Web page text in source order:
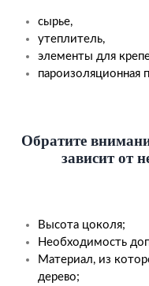
сырье,
утеплитель,
элементы для
пароизоляционная
Обратите
зависит от
Высота цоколя;
Необходимость
Материал, из
дерево;